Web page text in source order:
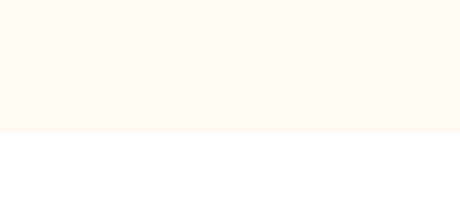
serviette, votre maillot de bain, votre
précieux en sécurité, ainsi qu’une